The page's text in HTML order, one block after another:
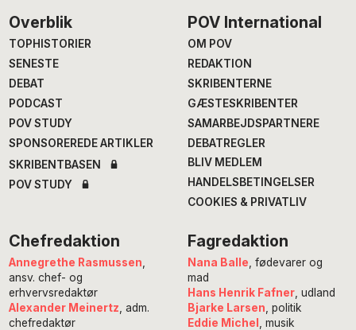
Footer
Overblik
TOPHISTORIER
SENESTE
DEBAT
PODCAST
POV STUDY
SPONSOREREDE ARTIKLER
SKRIBENTBASEN
POV STUDY
POV International
OM POV
REDAKTION
SKRIBENTERNE
GÆSTESKRIBENTER
SAMARBEJDSPARTNERE
DEBATREGLER
BLIV MEDLEM
HANDELSBETINGELSER
COOKIES & PRIVATLIV
Chefredaktion
Annegrethe Rasmussen
ansv. chef- og
erhvervsredaktør
Alexander Meinertz , adm.
chefredaktør
Fagredaktion
Nana Balle , fødevarer og
mad
Hans Henrik Fafner, udland
Bjarke Larsen , politik
Eddie Michel
, musik